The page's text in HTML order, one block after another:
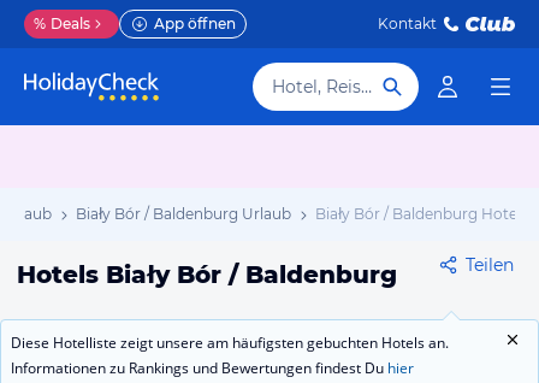
% Deals App öffnen Kontakt
Hotel, Reiseziel
Biały Bór / Baldenburg Urlaub Biały Bór / Baldenburg Hotels
Hotels Biały Bór / Baldenburg Teilen
Diese Hotelliste zeigt unsere am häufigsten gebuchten Hotels an.
Informationen zu Rankings und Bewertungen findest Du hier